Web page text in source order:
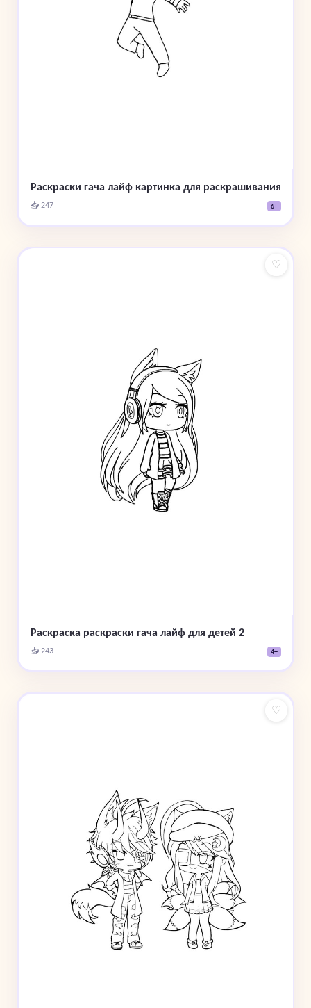
Раскраски гача лайф картинка для раскрашивания
📥 247 6+
♡
Раскраска раскраски гача лайф для детей 2
📥 243 4+
♡